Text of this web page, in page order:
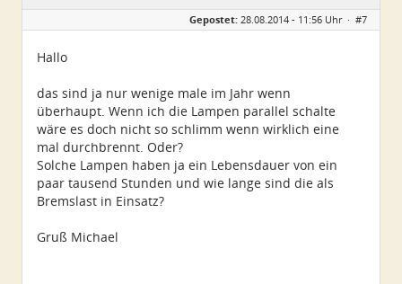
Geschlecht:
keine Angabe
Dabei seit:
11 / 2008
Gepostet: 28.08.2014 - 11:56 Uhr · #7
Hallo
das sind ja nur wenige male im Jahr wenn
überhaupt. Wenn ich die Lampen parallel schalte
wäre es doch nicht so schlimm wenn wirklich eine
mal durchbrennt. Oder?
Solche Lampen haben ja ein Lebensdauer von ein
paar tausend Stunden und wie lange sind die als
Bremslast in Einsatz?
Gruß Michael